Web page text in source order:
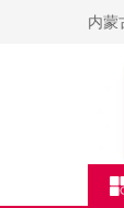
内蒙